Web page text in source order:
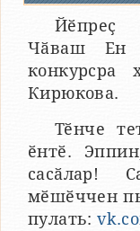
Йӗпреҫ
Чӑваш Ен
конкурсра
Кирюкова.
Тӗнче
ӗнтӗ.
сасӑлар!
мӗшӗччен
пулать: